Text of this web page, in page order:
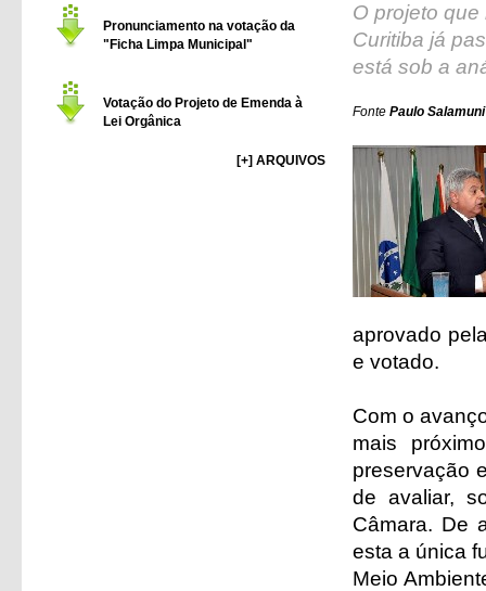
Pronunciamento na votação da
"Ficha Limpa Municipal"
Votação do Projeto de Emenda à
Lei Orgânica
[+] ARQUIVOS
O projeto
Curitiba já
está sob a
Fonte Paulo
aprovado
e votado.
Com o
mais
preservação
de avaliar,
Câmara. De
esta a única
Meio